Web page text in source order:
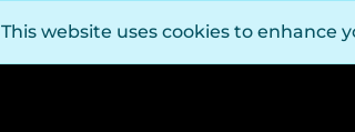
This website uses cookies to enhance